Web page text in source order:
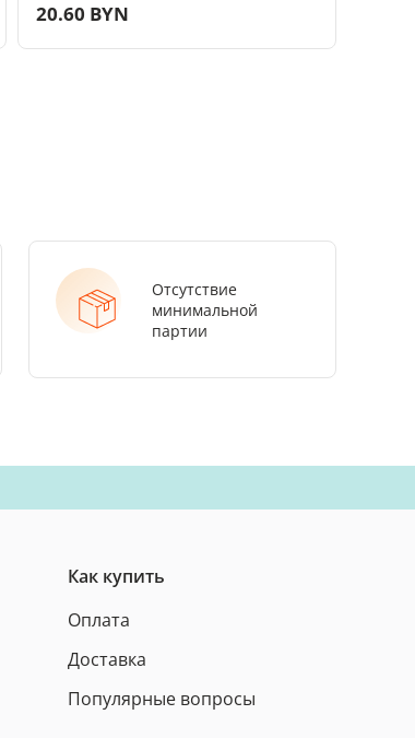
20.60 BYN
Отсутствие
минимальной
партии
Как купить
Оплата
Доставка
Популярные вопросы